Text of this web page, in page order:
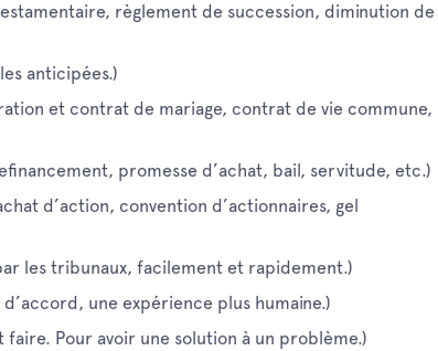
règlement de succession, diminution de
anticipées.)
et contrat de mariage, contrat de vie commune,
promesse d’achat, bail, servitude, etc.)
d’action, convention d’actionnaires, gel
les tribunaux, facilement et rapidement.)
une expérience plus humaine.)
Pour avoir une solution à un problème.)